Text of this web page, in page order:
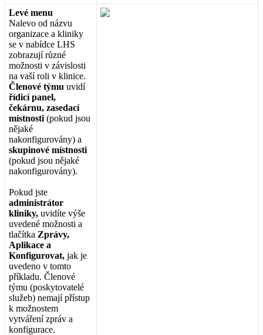
Levé menu
Nalevo od názvu
organizace a kliniky
se v nabídce LHS
zobrazují různé
možnosti v závislosti
na vaší roli v klinice.
Členové týmu uvidí
řídicí panel,
čekárnu, zasedací
místnosti (pokud jsou
nějaké
nakonfigurovány) a
skupinové místnosti
(pokud jsou nějaké
nakonfigurovány).
Pokud jste
administrátor
kliniky, uvidíte výše
uvedené možnosti a
tlačítka Zprávy,
Aplikace a
Konfigurovat, jak je
uvedeno v tomto
příkladu. Členové
týmu (poskytovatelé
služeb) nemají přístup
k možnostem
vytváření zpráv a
konfigurace.